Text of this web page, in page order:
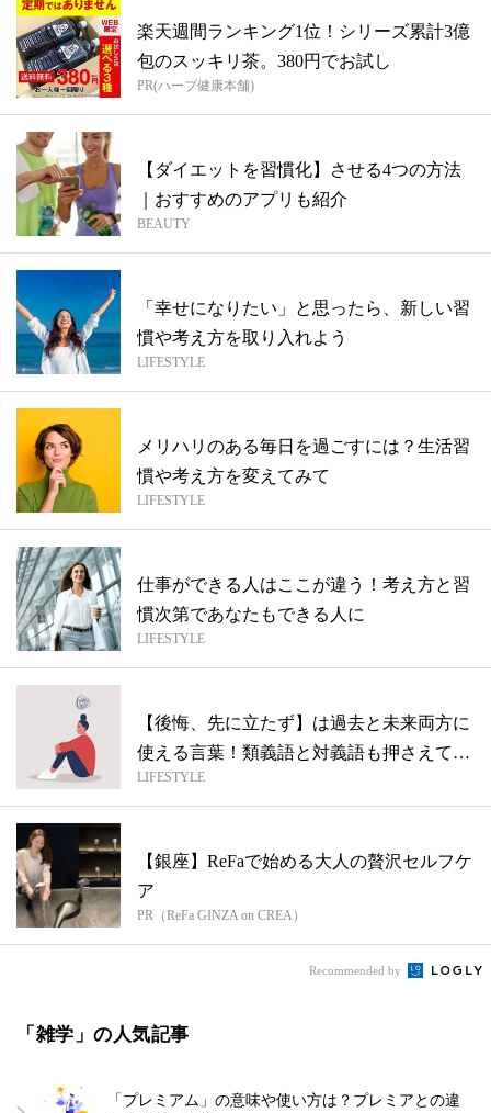
楽天週間ランキング1位！シリーズ累計3億
包のスッキリ茶。380円でお試し
PR(ハーブ健康本舗)
【ダイエットを習慣化】させる4つの方法
｜おすすめのアプリも紹介
BEAUTY
「幸せになりたい」と思ったら、新しい習
慣や考え方を取り入れよう
LIFESTYLE
メリハリのある毎日を過ごすには？生活習
慣や考え方を変えてみて
LIFESTYLE
仕事ができる人はここが違う！考え方と習
慣次第であなたもできる人に
LIFESTYLE
【後悔、先に立たず】は過去と未来両方に
使える言葉！類義語と対義語も押さえてお
こう
LIFESTYLE
【銀座】ReFaで始める大人の贅沢セルフケ
ア
PR（ReFa GINZA on CREA）
Recommended by
「雑学」の人気記事
「プレミアム」の意味や使い方は？プレミアとの違